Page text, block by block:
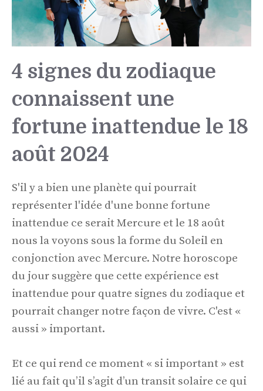
4 signes du zodiaque
connaissent une
fortune inattendue le 18
août 2024
S'il y a bien une planète qui pourrait
représenter l'idée d'une bonne fortune
inattendue ce serait Mercure et le 18 août
nous la voyons sous la forme du Soleil en
conjonction avec Mercure. Notre horoscope
du jour suggère que cette expérience est
inattendue pour quatre signes du zodiaque et
pourrait changer notre façon de vivre. C'est «
aussi » important.
Et ce qui rend ce moment « si important » est
lié au fait qu’il s’agit d’un transit solaire ce qui